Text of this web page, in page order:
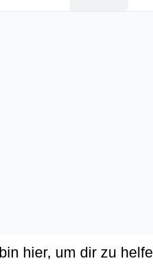
hier, um dir zu